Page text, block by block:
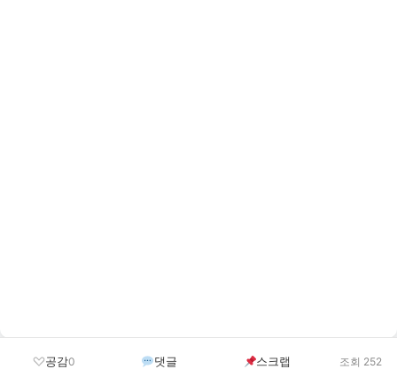
공감0 댓글 스크랩 조회 252